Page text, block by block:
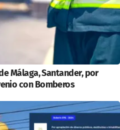
Málaga, Santander, por
con Bomberos